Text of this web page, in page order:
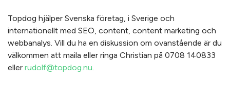
Topdog hjälper Svenska företag, i Sverige och
internationellt med SEO, content, content marketing och
webbanalys. Vill du ha en diskussion om ovanstående är du
välkommen att maila eller ringa Christian på 0708 140833
eller rudolf@topdog.nu.